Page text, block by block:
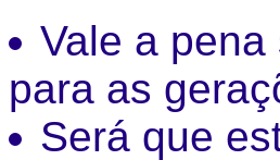
Vale a
para as
Será que